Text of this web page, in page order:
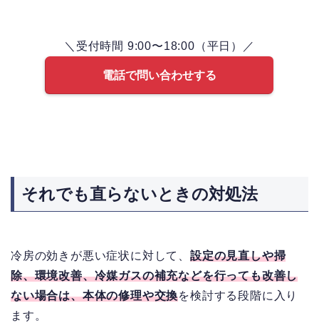
＼受付時間 9:00〜18:00（平日）／
電話で問い合わせする
それでも直らないときの対処法
冷房の効きが悪い症状に対して、 設定の見直しや掃
除、環境改善、冷媒ガスの補充などを行っても改善し
ない場合は、本体の修理や交換を検討する段階に入り
ます。